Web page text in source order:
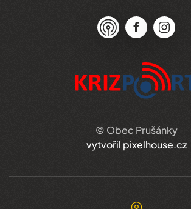
© Obec Prušánky
vytvořil pixelhouse.cz